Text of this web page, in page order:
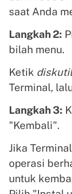
saat Anda
Langkah 2:
bilah menu.
Ketik
Terminal,
Langkah 3:
"Kembali".
Jika
operasi
untuk